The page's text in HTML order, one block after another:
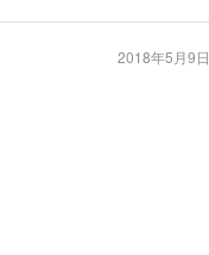
2018年5月9日